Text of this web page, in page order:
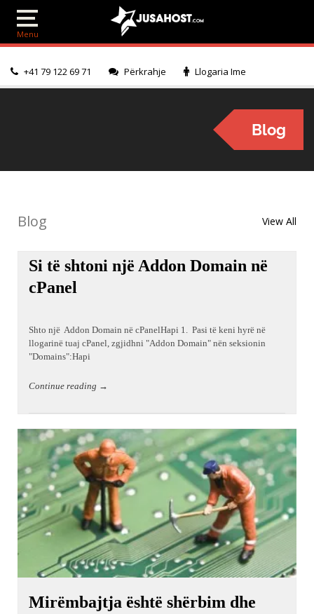
+41 79 122 69 71 Përkrahje Llogaria Ime
Blog
Blog View All
Si të shtoni një Addon Domain në
cPanel
Shto një Addon Domain në cPanelHapi 1. Pasi të keni hyrë në
llogarinë tuaj cPanel, zgjidhni "Addon Domain" nën seksionin
"Domains":Hapi
Continue reading →
Mirëmbajtja është shërbim dhe